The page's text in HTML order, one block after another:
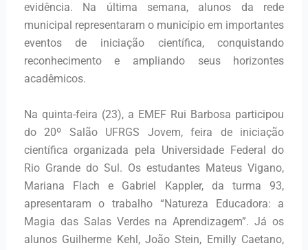
evidência. Na última semana, alunos da rede
municipal representaram o município em importantes
eventos de iniciação científica, conquistando
reconhecimento e ampliando seus horizontes
acadêmicos.
Na quinta-feira (23), a EMEF Rui Barbosa participou
do 20º Salão UFRGS Jovem, feira de iniciação
científica organizada pela Universidade Federal do
Rio Grande do Sul. Os estudantes Mateus Vigano,
Mariana Flach e Gabriel Kappler, da turma 93,
apresentaram o trabalho “Natureza Educadora: a
Magia das Salas Verdes na Aprendizagem”. Já os
alunos Guilherme Kehl, João Stein, Emilly Caetano,